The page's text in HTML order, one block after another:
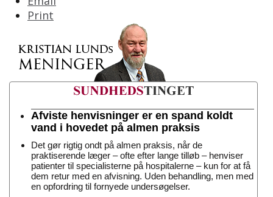
Print
Afviste henvisninger er en spand koldt
vand i hovedet på almen praksis
Det gør rigtig ondt på almen praksis, når de
praktiserende læger – ofte efter lange tilløb – henviser
patienter til specialisterne på hospitalerne – kun for at få
dem retur med en afvisning. Uden behandling, men med
en opfordring til fornyede undersøgelser.